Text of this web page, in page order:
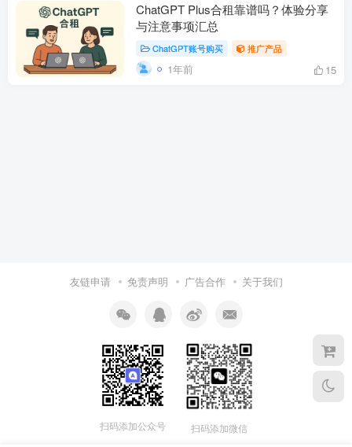
ChatGPT Plus合租靠谱吗？体验分享
与注意事项汇总
ChatGPT账号购买 推广产品
1年前 15
友链申请 免责声明 广告合作 关于我们
扫码添加公众号 扫码添加微信